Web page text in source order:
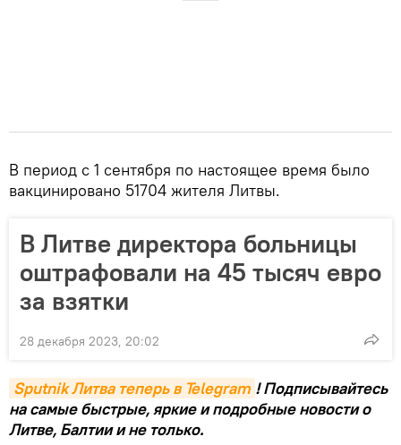
В период с 1 сентября по настоящее время было
вакцинировано 51704 жителя Литвы.
В Литве директора больницы
оштрафовали на 45 тысяч евро
за взятки
28 декабря 2023, 20:02
Sputnik Литва теперь в Telegram ! Подписывайтесь
на самые быстрые, яркие и подробные новости о
Литве, Балтии и не только.